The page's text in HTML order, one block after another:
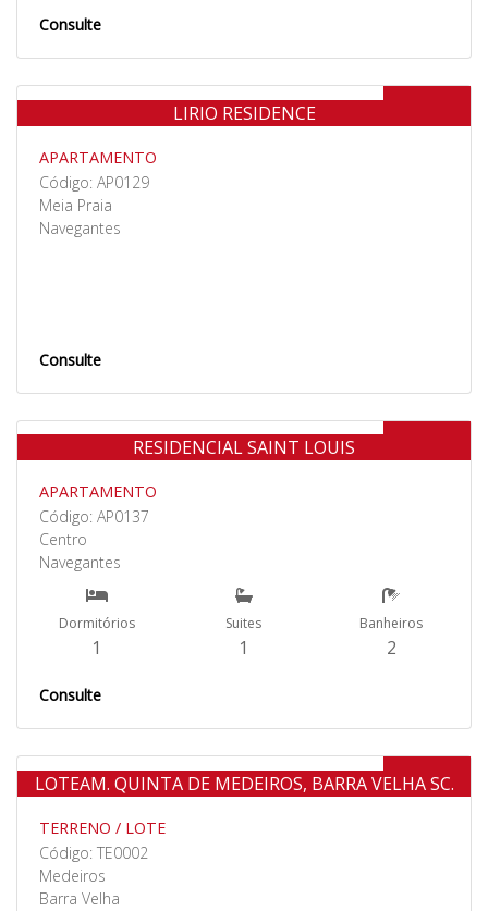
Consulte
LIRIO RESIDENCE
APARTAMENTO
Código: AP0129
Meia Praia
Navegantes
Consulte
RESIDENCIAL SAINT LOUIS
APARTAMENTO
Código: AP0137
Centro
Navegantes
Dormitórios
1
Suites
1
Banheiros
2
Consulte
Venda
LOTEAM. QUINTA DE MEDEIROS, BARRA VELHA SC.
TERRENO / LOTE
Código: TE0002
Medeiros
Barra Velha